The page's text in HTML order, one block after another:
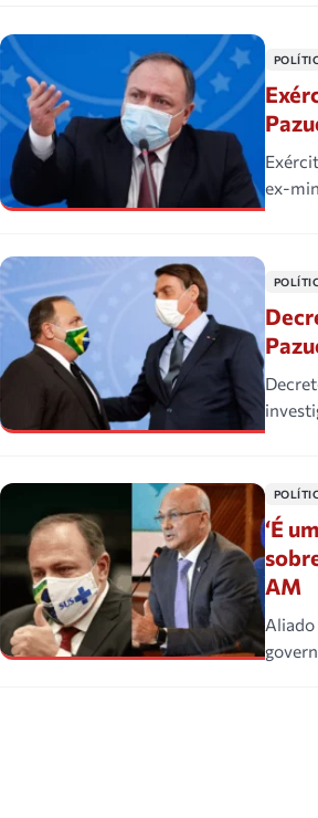
ex-
‘É
AM
Aliado